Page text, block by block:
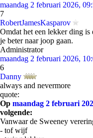
maandag 2 februari 2026,
7
RobertJamesKasparov
Omdat het een lekker ding
je beter naar joop gaan.
Administrator
maandag 2 februari 2026,
6
Danny
always and nevermore
quote:
Op maandag 2 februari
volgende:
Vanwaar de Sweeney
- tof wijf